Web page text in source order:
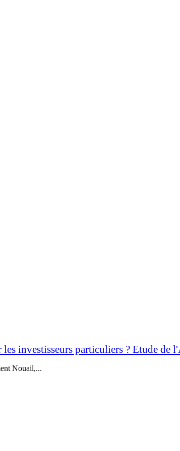
investisseurs particuliers ? Etude de
Nouail,...